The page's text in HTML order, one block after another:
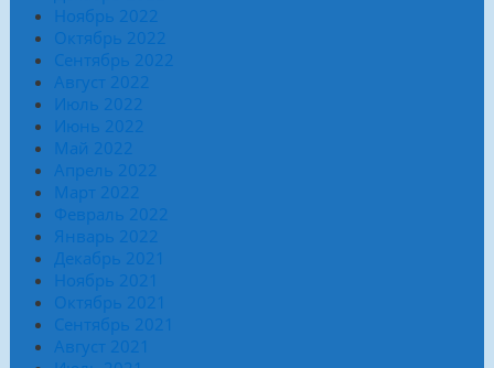
Ноябрь 2022
Октябрь 2022
Сентябрь 2022
Август 2022
Июль 2022
Июнь 2022
Май 2022
Апрель 2022
Март 2022
Февраль 2022
Январь 2022
Декабрь 2021
Ноябрь 2021
Октябрь 2021
Сентябрь 2021
Август 2021